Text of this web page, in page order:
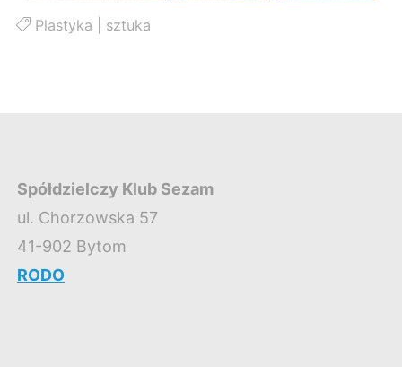
Plastyka sztuka
Spółdzielczy Klub Sezam
ul. Chorzowska 57
41-902 Bytom
RODO